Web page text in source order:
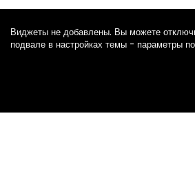
Виджеты не добавлены. Вы можете
подвале в настройках темы - параметры